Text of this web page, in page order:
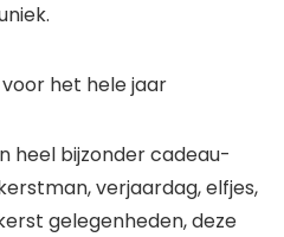
het hele jaar
heel bijzonder cadeau-
verjaardag, elfjes,
gelegenheden, deze